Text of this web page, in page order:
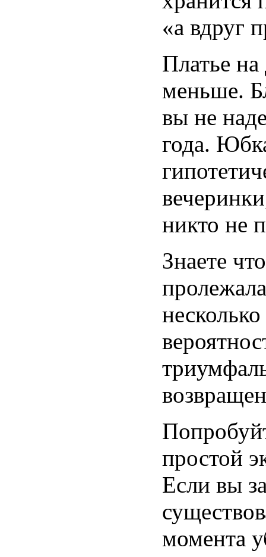
«а вдруг
Платье на
меньше.
вы не
года.
никто не
Знаете
простой
Если вы
момента